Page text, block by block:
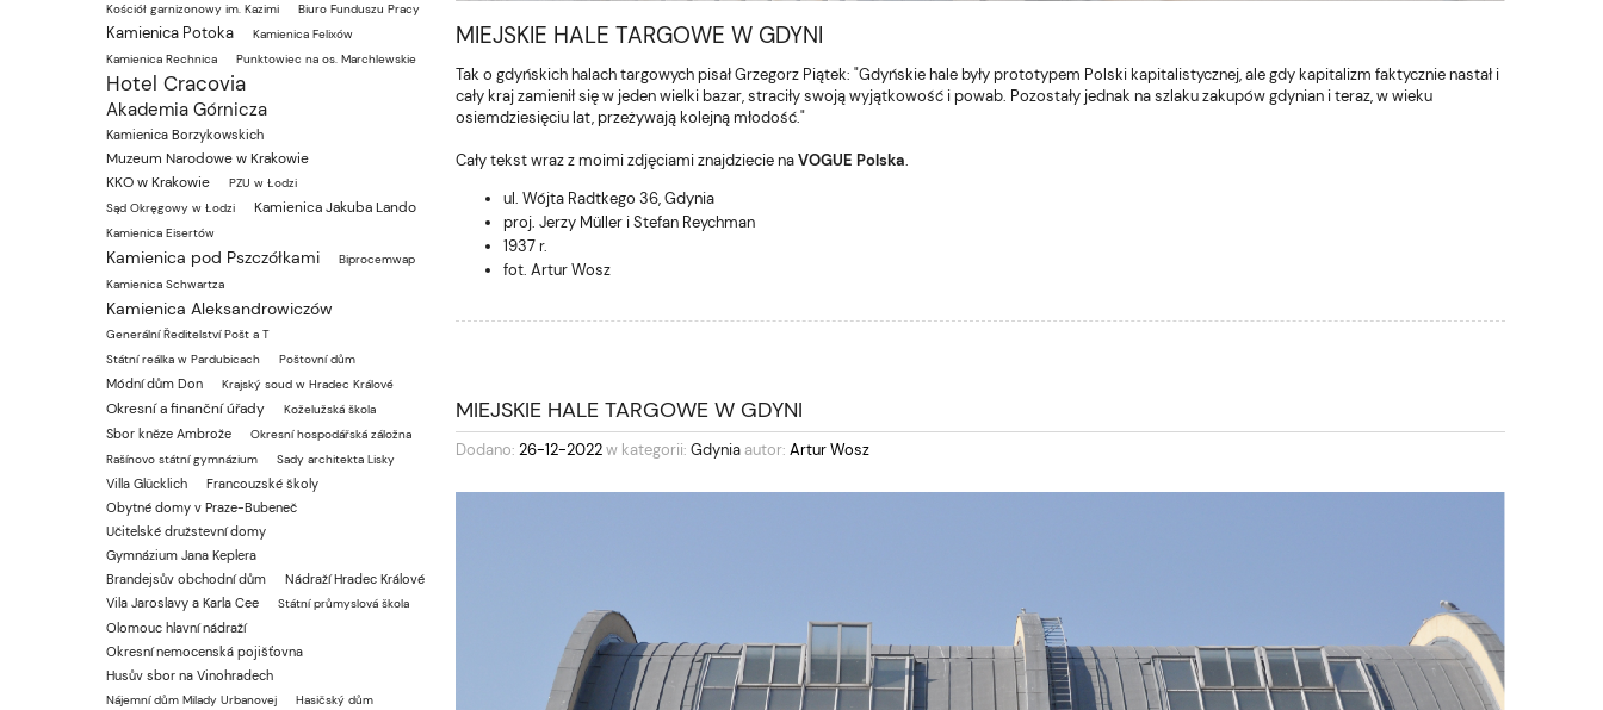
Kościół garnizonowy im. Kazimi Biuro Funduszu Pracy
Kamienica Potoka
Kamienica Felixów
Kamienica Rechnica
Punktowiec na os. Marchlewskie
Hotel Cracovia
Akademia Górnicza
Kamienica Borzykowskich
Muzeum Narodowe w Krakowie
KKO w Krakowie
PZU w Łodzi
Sąd Okręgowy w Łodzi
Kamienica Jakuba Lando
Kamienica Eisertów
Kamienica pod Pszczółkami
Biprocemwap
Kamienica Schwartza
Kamienica Aleksandrowiczów
Generální Ředitelství Pošt a T
Státní reálka w Pardubicach
Poštovní dům
Módní dům Don Krajský soud w Hradec Králové
Okresní a finanční úřady Koželužská škola
Sbor kněze Ambrože
Okresní hospodářská záložna
Rašínovo státní gymnázium
Sady architekta Lisky
Villa Glücklich
Francouzské školy
Obytné domy v Praze-Bubeneč
Učitelské družstevní domy
Gymnázium Jana Keplera
Brandejsův obchodní dům
Nádraží Hradec Králové
Vila Jaroslavy a Karla Cee
Státní průmyslová škola
Olomouc hlavní nádraží
Okresní nemocenská pojišťovna
Husův sbor na Vinohradech
Nájemní dům Milady Urbanovej Hasičský dům
MIEJSKIE HALE TARGOWE W GDYNI
Tak o gdyńskich halach targowych pisał Grzegorz Piątek: "Gdyńskie hale były prototypem Polski kapitalistycznej, ale gdy kapitalizm faktycznie nastał i
cały kraj zamienił się w jeden wielki bazar, straciły swoją wyjątkowość i powab. Pozostały jednak na szlaku zakupów gdynian i teraz, w wieku
osiemdziesięciu lat, przeżywają kolejną młodość."
Cały tekst wraz z moimi zdjęciami znajdziecie naVOGUE Polska.
ul. Wójta Radtkego 36, Gdynia
proj. Jerzy Müller i Stefan Reychman
1937 r.
fot. Artur Wosz
MIEJSKIE HALE TARGOWE W GDYNI
Dodano: 26-12-2022w kategorii: Gdynia autor: Artur Wosz